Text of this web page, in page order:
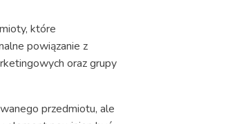
które
powiązanie z
oraz grupy
przedmiotu, ale